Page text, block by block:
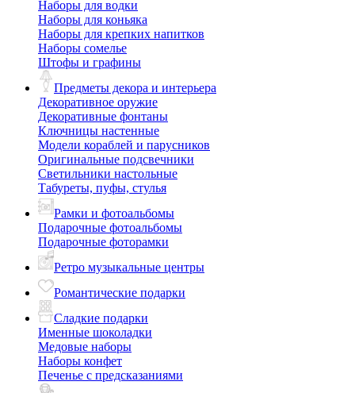
Наборы для водки
Наборы для коньяка
Наборы для крепких напитков
Наборы сомелье
Штофы и графины
Предметы декора и интерьера
Декоративное оружие
Декоративные фонтаны
Ключницы настенные
Модели кораблей и парусников
Оригинальные подсвечники
Светильники настольные
Табуреты, пуфы, стулья
Рамки и фотоальбомы
Подарочные фотоальбомы
Подарочные фоторамки
Ретро музыкальные центры
Романтические подарки
Сладкие подарки
Именные шоколадки
Медовые наборы
Наборы конфет
Печенье с предсказаниями